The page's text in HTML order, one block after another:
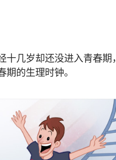
几岁却还没进入青春期，
的生理时钟。